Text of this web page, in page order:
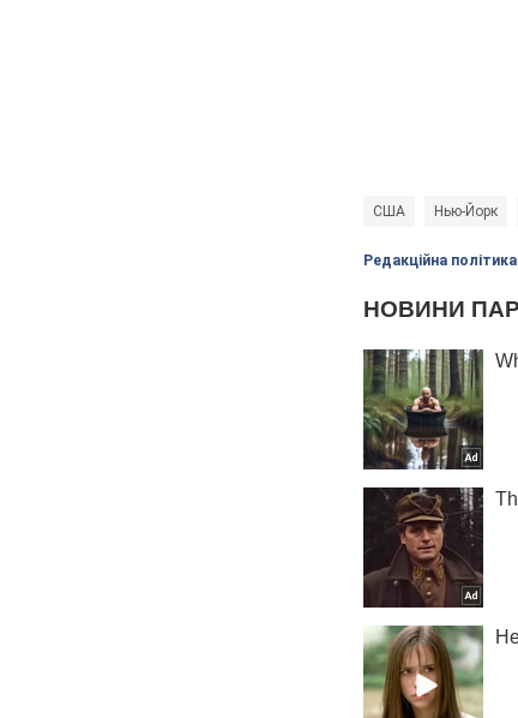
США Нью-Йорк
Редакційна політика